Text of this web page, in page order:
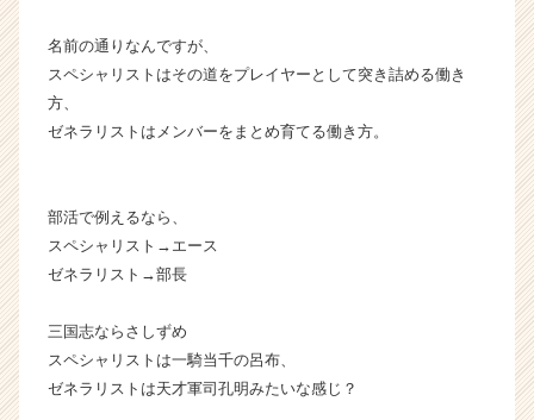
（C
e
r
名前の通りなんですが、
スペシャリストはその道をプレイヤーとして突き詰める働き
方、
ゼネラリストはメンバーをまとめ育てる働き方。
部活で例えるなら、
スペシャリスト→エース
ゼネラリスト→部長
三国志ならさしずめ
スペシャリストは一騎当千の呂布、
ゼネラリストは天才軍司孔明みたいな感じ？